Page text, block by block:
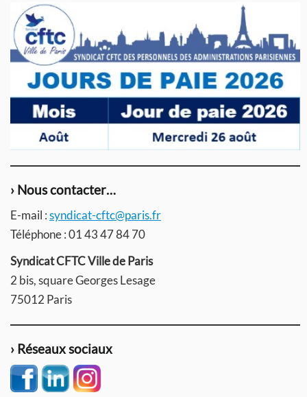
› Nous contacter…
E-mail :syndicat-cftc@paris.fr
Téléphone : 01 43 47 84 70
Syndicat CFTC Ville de Paris
2 bis, square Georges Lesage
75012 Paris
› Réseaux sociaux